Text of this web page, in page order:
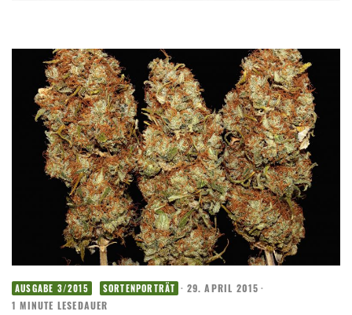
AUSGABE 3/2015 SORTENPORTRÄT · 29. APRIL 2015 ·
1 MINUTE LESEDAUER